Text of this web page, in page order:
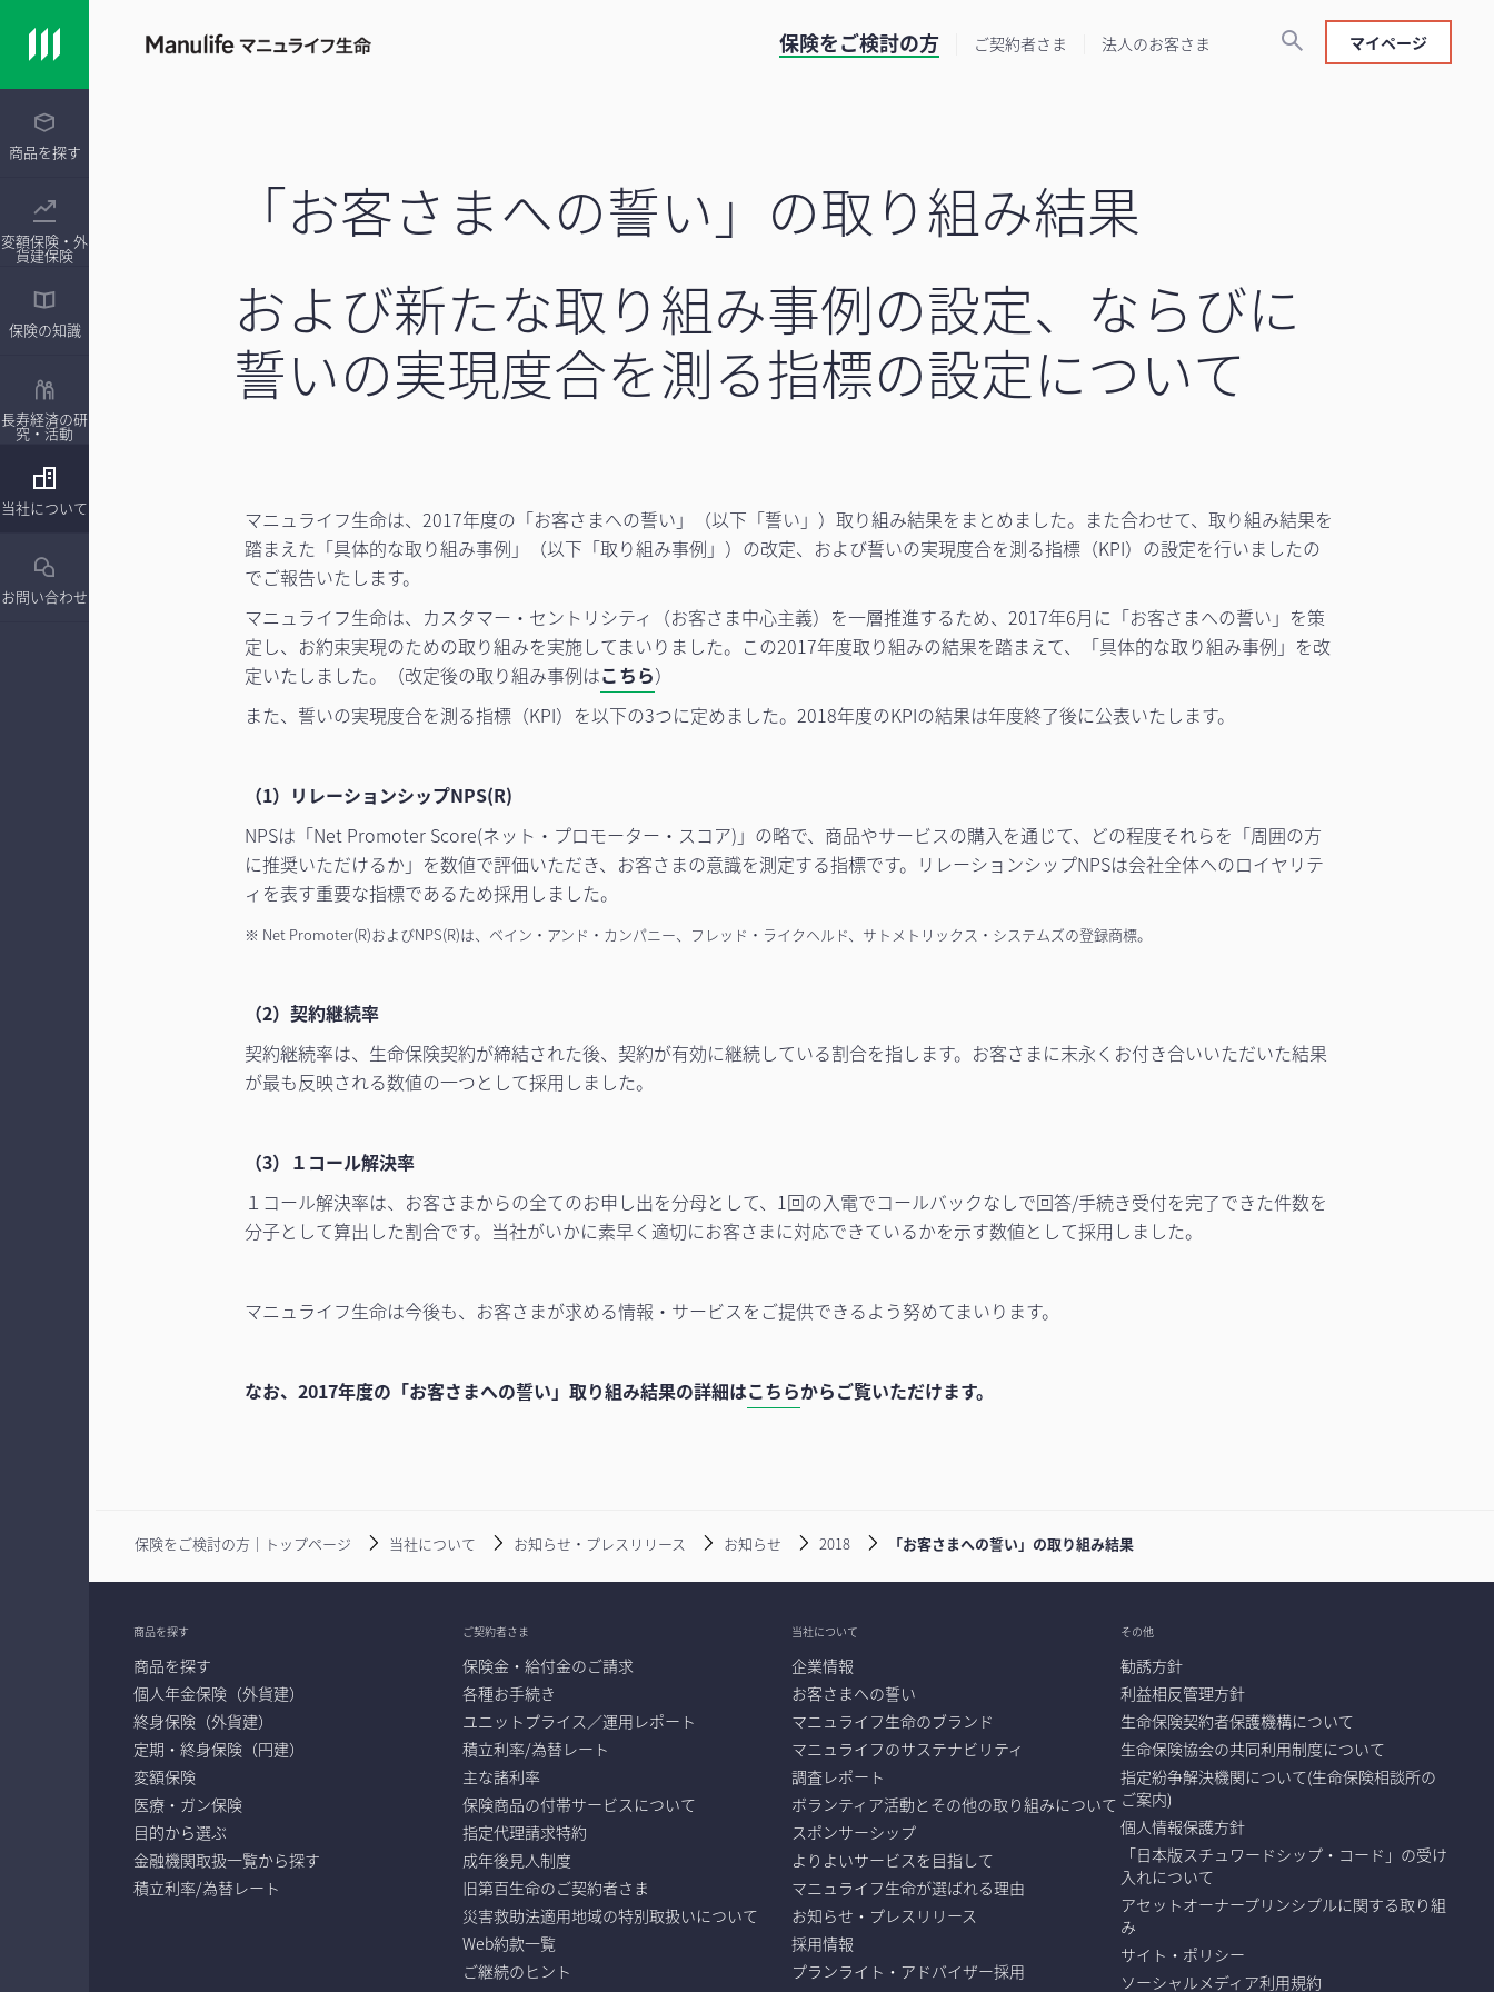
商品を探す
変額保険・外
貨建保険
保険の知識
長寿経済の研
究・活動
当社について
お問い合わせ
保険をご検討の方 ご契約者さま 法人のお客さま マイページ
「お客さまへの誓い」の取り組み結果
および新たな取り組み事例の設定、ならびに
誓いの実現度合を測る指標の設定について
マニュライフ生命は、2017年度の「お客さまへの誓い」（以下「誓い」）取り組み結果をまとめました。また合わせて、取り組み結果を
踏まえた「具体的な取り組み事例」（以下「取り組み事例」）の改定、および誓いの実現度合を測る指標（KPI）の設定を行いましたの
でご報告いたします。
マニュライフ生命は、カスタマー・セントリシティ（お客さま中心主義）を一層推進するため、2017年6月に「お客さまへの誓い」を策
定し、お約束実現のための取り組みを実施してまいりました。この2017年度取り組みの結果を踏まえて、「具体的な取り組み事例」を改
定いたしました。（改定後の取り組み事例はこちら）
また、誓いの実現度合を測る指標（KPI）を以下の3つに定めました。2018年度のKPIの結果は年度終了後に公表いたします。
（1）リレーションシップNPS(R)
NPSは「Net Promoter Score(ネット・プロモーター・スコア)」の略で、商品やサービスの購入を通じて、どの程度それらを「周囲の方
に推奨いただけるか」を数値で評価いただき、お客さまの意識を測定する指標です。リレーションシップNPSは会社全体へのロイヤリテ
ィを表す重要な指標であるため採用しました。
※ Net Promoter(R)およびNPS(R)は、ベイン・アンド・カンパニー、フレッド・ライクヘルド、サトメトリックス・システムズの登録商標。
（2）契約継続率
契約継続率は、生命保険契約が締結された後、契約が有効に継続している割合を指します。お客さまに末永くお付き合いいただいた結果
が最も反映される数値の一つとして採用しました。
（3）１コール解決率
１コール解決率は、お客さまからの全てのお申し出を分母として、1回の入電でコールバックなしで回答/手続き受付を完了できた件数を
分子として算出した割合です。当社がいかに素早く適切にお客さまに対応できているかを示す数値として採用しました。
マニュライフ生命は今後も、お客さまが求める情報・サービスをご提供できるよう努めてまいります。
なお、2017年度の「お客さまへの誓い」取り組み結果の詳細はこちらからご覧いただけます。
保険をご検討の方｜トップページ 当社について お知らせ・プレスリリース お知らせ 2018 「お客さまへの誓い」の取り組み結果
商品を探す
商品を探す
個人年金保険（外貨建）
終身保険（外貨建）
定期・終身保険（円建）
変額保険
医療・ガン保険
目的から選ぶ
金融機関取扱一覧から探す
積立利率/為替レート
ご契約者さま
保険金・給付金のご請求
各種お手続き
ユニットプライス／運用レポート
積立利率/為替レート
主な諸利率
保険商品の付帯サービスについて
指定代理請求特約
成年後見人制度
旧第百生命のご契約者さま
災害救助法適用地域の特別取扱いについて
Web約款一覧
ご継続のヒント
当社について
企業情報
お客さまへの誓い
マニュライフ生命のブランド
マニュライフのサステナビリティ
調査レポート
ボランティア活動とその他の取り組みについて
スポンサーシップ
よりよいサービスを目指して
マニュライフ生命が選ばれる理由
お知らせ・プレスリリース
採用情報
プランライト・アドバイザー採用
その他
勧誘方針
利益相反管理方針
生命保険契約者保護機構について
生命保険協会の共同利用制度について
指定紛争解決機関について(生命保険相談所の
ご案内)
個人情報保護方針
「日本版スチュワードシップ・コード」の受け
入れについて
アセットオーナープリンシプルに関する取り組
み
サイト・ポリシー
ソーシャルメディア利用規約